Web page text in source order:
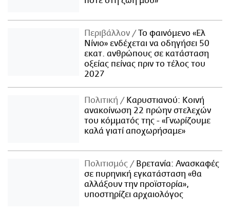
Περιβάλλον
Το φαινόμενο «Ελ
Νίνιο» ενδέχεται να οδηγήσει 50
εκατ. ανθρώπους σε κατάσταση
οξείας πείνας πριν το τέλος του
2027
Πολιτική
Καρυστιανού: Κοινή
ανακοίνωση 22 πρώην στελεχών
του κόμματός της - «Γνωρίζουμε
καλά γιατί αποχωρήσαμε»
Πολιτισμός
Βρετανία: Ανασκαφές
σε πυρηνική εγκατάσταση «θα
αλλάξουν την προϊστορία»,
υποστηρίζει αρχαιολόγος